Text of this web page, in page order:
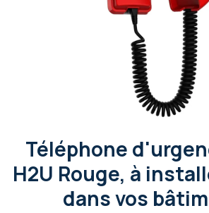
Téléphone
H2U Rouge, à
dans vos